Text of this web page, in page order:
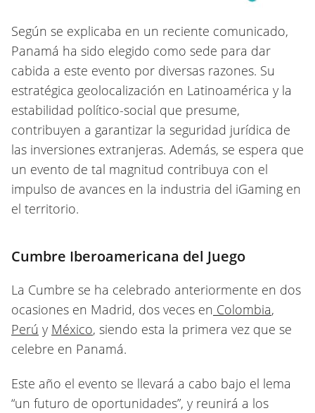
Según se explicaba en un reciente comunicado,
Panamá ha sido elegido como sede para dar
cabida a este evento por diversas razones. Su
estratégica geolocalización en Latinoamérica y la
estabilidad político-social que presume,
contribuyen a garantizar la seguridad jurídica de
las inversiones extranjeras. Además, se espera que
un evento de tal magnitud contribuya con el
impulso de avances en la industria del iGaming en
el territorio.
Cumbre Iberoamericana del Juego
La Cumbre se ha celebrado anteriormente en dos
ocasiones en Madrid, dos veces en Colombia,
Perú y México, siendo esta la primera vez que se
celebre en Panamá.
Este año el evento se llevará a cabo bajo el lema
“un futuro de oportunidades”, y reunirá a los